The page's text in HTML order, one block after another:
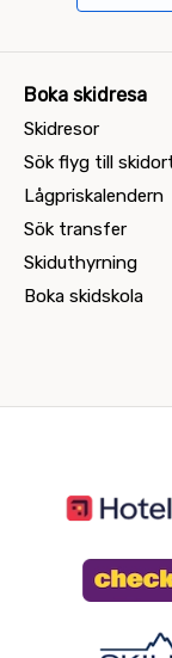
Boka skidresa
Skidresor
Sök flyg till
Lågpriskalendern
Sök transfer
Skiduthyrning
Boka skidskola